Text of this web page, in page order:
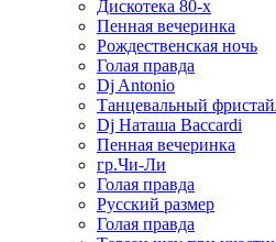
Дискотека 80-х
Пенная вечеринка
Рождественская ночь
Голая правда
Dj Antonio
Танцевальный
Dj Наташа Baccardi
Пенная вечеринка
гр.Чи-Ли
Голая правда
Русский размер
Голая правда